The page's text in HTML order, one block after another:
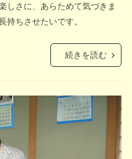
しさに、あらためて気づきま
持ちさせたいです。
続きを読む